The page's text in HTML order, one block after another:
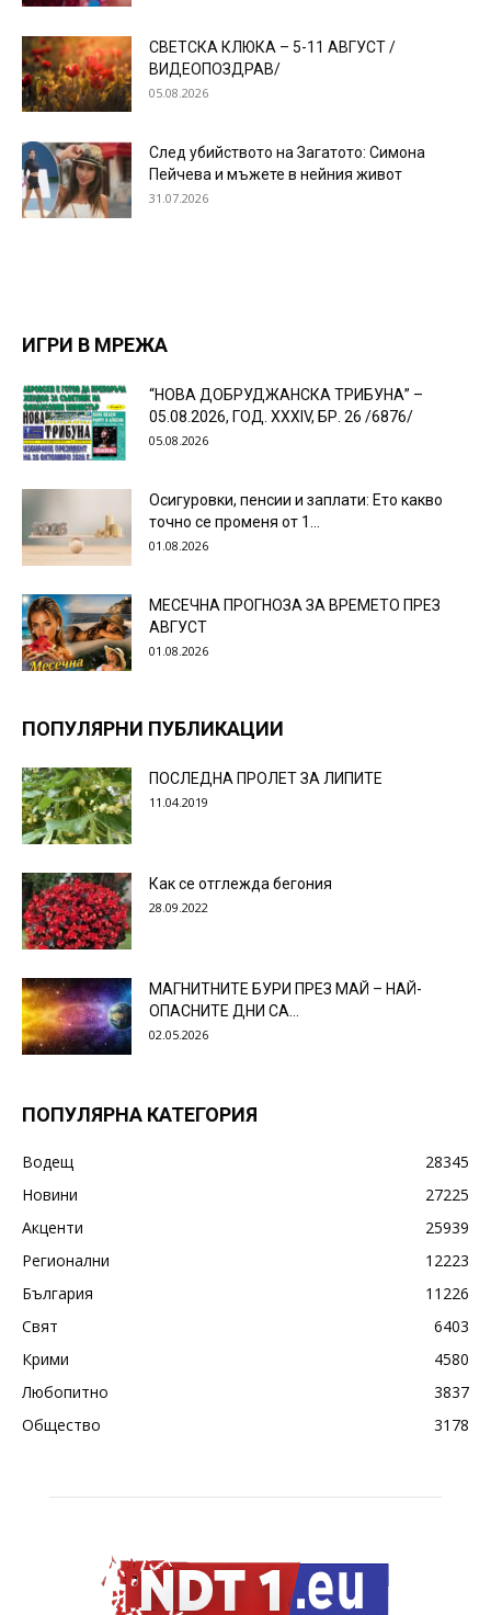
СВЕТСКА КЛЮКА – 5-11 АВГУСТ /
ВИДЕОПОЗДРАВ/
05.08.2026
След убийството на Загатото: Симона
Пейчева и мъжете в нейния живот
31.07.2026
ИГРИ В МРЕЖА
“НОВА ДОБРУДЖАНСКА ТРИБУНА” –
05.08.2026, ГОД. XXХIV, БР. 26 /6876/
05.08.2026
Осигуровки, пенсии и заплати: Ето какво
точно се променя от 1...
01.08.2026
МЕСЕЧНА ПРОГНОЗА ЗА ВРЕМЕТО ПРЕЗ
АВГУСТ
01.08.2026
ПОПУЛЯРНИ ПУБЛИКАЦИИ
ПОСЛЕДНА ПРОЛЕТ ЗА ЛИПИТЕ
11.04.2019
Как се отглежда бегония
28.09.2022
МАГНИТНИТЕ БУРИ ПРЕЗ МАЙ – НАЙ-
ОПАСНИТЕ ДНИ СА…
02.05.2026
ПОПУЛЯРНА КАТЕГОРИЯ
Водещ
28345
Новини
27225
Акценти
25939
Регионални
12223
България
11226
Свят
6403
Крими
4580
Любопитно
3837
Общество
3178